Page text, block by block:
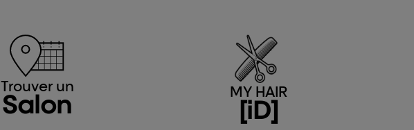
Trouver un
Salon MY HAIR
[iD]